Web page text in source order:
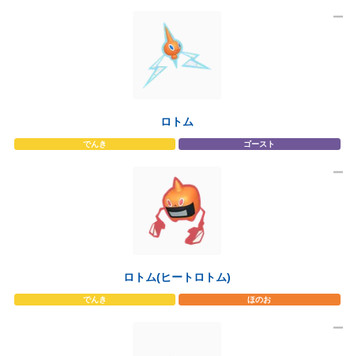
ロトム
でんき ゴースト
ロトム(ヒートロトム)
でんき ほのお